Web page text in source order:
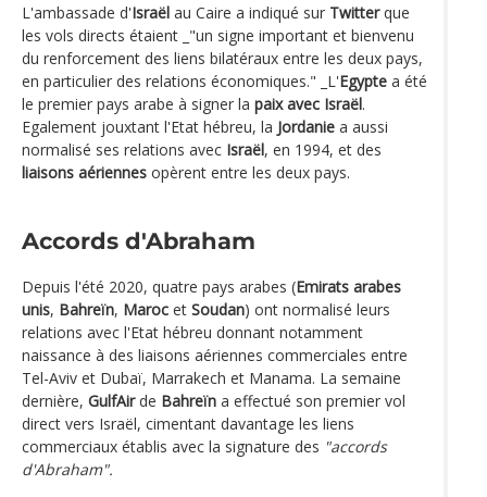
L'ambassade d'Israël au Caire a indiqué sur Twitterque
les vols directs étaient _"un signe important et bienvenu
du renforcement des liens bilatéraux entre les deux pays,
en particulier des relations économiques." _L'Egypte a été
le premier pays arabe à signer la paix avec Israël.
Egalement jouxtant l'Etat hébreu, la Jordanie a aussi
normalisé ses relations avec Israël, en 1994, et des
liaisons aériennes opèrent entre les deux pays.
Accords d'Abraham
Depuis l'été 2020, quatre pays arabes (Emirats arabes
unis, Bahreïn, Maroc et Soudan) ont normalisé leurs
relations avec l'Etat hébreu donnant notamment
naissance à des liaisons aériennes commerciales entre
Tel-Aviv et Dubaï, Marrakech et Manama. La semaine
dernière, GulfAirde Bahreïn a effectué son premier vol
direct vers Israël, cimentant davantage les liens
commerciaux établis avec la signature des "accords
d'Abraham".